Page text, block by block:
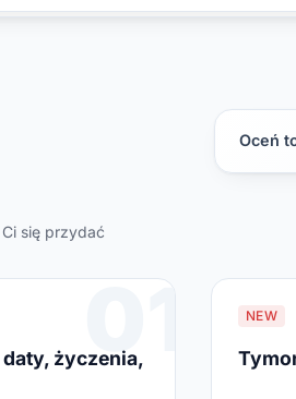
Oceń
się przydać
01
życzenia,
NEW